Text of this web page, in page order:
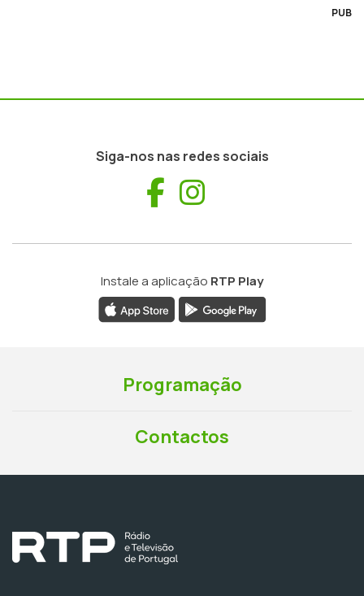
PUB
Siga-nos nas redes sociais
Facebook
Instale a aplicação RTP Play
Programação
Contactos